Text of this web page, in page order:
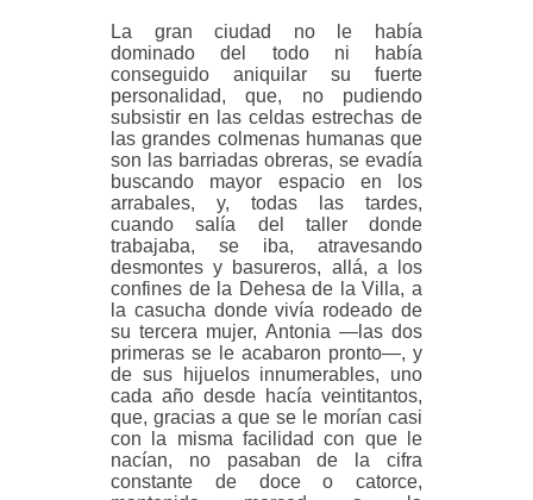
La gran ciudad no le había
dominado del todo ni había
conseguido aniquilar su fuerte
personalidad, que, no pudiendo
subsistir en las celdas estrechas de
las grandes colmenas humanas que
son las barriadas obreras, se evadía
buscando mayor espacio en los
arrabales, y, todas las tardes,
cuando salía del taller donde
trabajaba, se iba, atravesando
desmontes y basureros, allá, a los
confines de la Dehesa de la Villa, a
la casucha donde vivía rodeado de
su tercera mujer, Antonia —las dos
primeras se le acabaron pronto—, y
de sus hijuelos innumerables, uno
cada año desde hacía veintitantos,
que, gracias a que se le morían casi
con la misma facilidad con que le
nacían, no pasaban de la cifra
constante de doce o catorce,